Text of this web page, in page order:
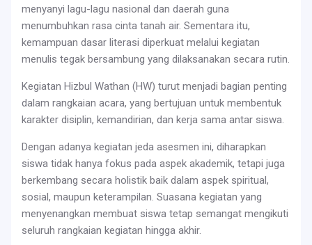
menyanyi lagu-lagu nasional dan daerah guna
menumbuhkan rasa cinta tanah air. Sementara itu,
kemampuan dasar literasi diperkuat melalui kegiatan
menulis tegak bersambung yang dilaksanakan secara rutin.
Kegiatan Hizbul Wathan (HW) turut menjadi bagian penting
dalam rangkaian acara, yang bertujuan untuk membentuk
karakter disiplin, kemandirian, dan kerja sama antar siswa.
Dengan adanya kegiatan jeda asesmen ini, diharapkan
siswa tidak hanya fokus pada aspek akademik, tetapi juga
berkembang secara holistik baik dalam aspek spiritual,
sosial, maupun keterampilan. Suasana kegiatan yang
menyenangkan membuat siswa tetap semangat mengikuti
seluruh rangkaian kegiatan hingga akhir.